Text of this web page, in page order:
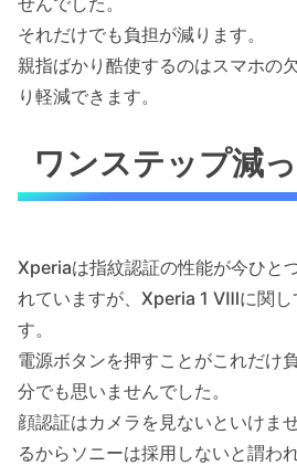
それだけでも負担が減ります。
親指ばかり酷使するのはスマホの
り軽減できます。
ワンステップ減
Xperiaは指紋認証の性能が今ひと
れていますが、Xperia 1 Ⅷに関し
す。
電源ボタンを押すことがこれだけ
分でも思いませんでした。
顔認証はカメラを見ないといけま
るからソニーは採用しないと謂わ